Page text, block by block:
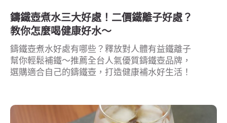
鑄鐵壺煮水三大好處！二價鐵離子好處？
教你怎麼喝健康好水～
鑄鐵壺煮水好處有哪些？釋放對人體有益鐵離子
幫你輕鬆補鐵～推薦全台人氣優質鑄鐵壺品牌，
選購適合自己的鑄鐵壺，打造健康補水好生活！